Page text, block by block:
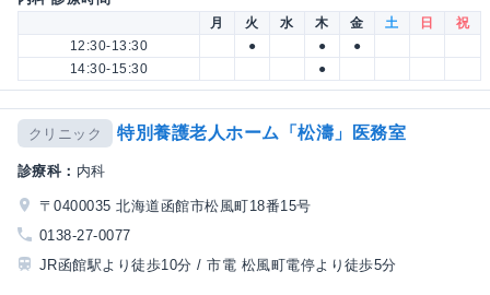
月 火 水 木 金 土 日
祝
12:30-13:30
● ●
●
14:30-15:30
●
クリニック 特別養護老人ホーム「松濤」医務室
診療科： 内科
〒0400035 北海道函館市松風町18番15号
0138-27-0077
JR函館駅より徒歩10分 / 市電 松風町電停より徒歩5分